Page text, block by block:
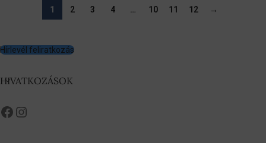
1 2 3 4 … 10 11 12 →
Hírlevél feliratkozás
HIVATKOZÁSOK